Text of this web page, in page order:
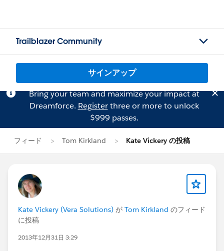
Trailblazer Community
サインアップ
Bring your team and maximize your impact at
Dreamforce. Registerthree or more to unlock
$999 passes.
フィード Tom Kirkland Kate Vickery の投稿
Kate Vickery (Vera Solutions) が Tom Kirkland のフィード
に投稿
2013年12月31日 3:29